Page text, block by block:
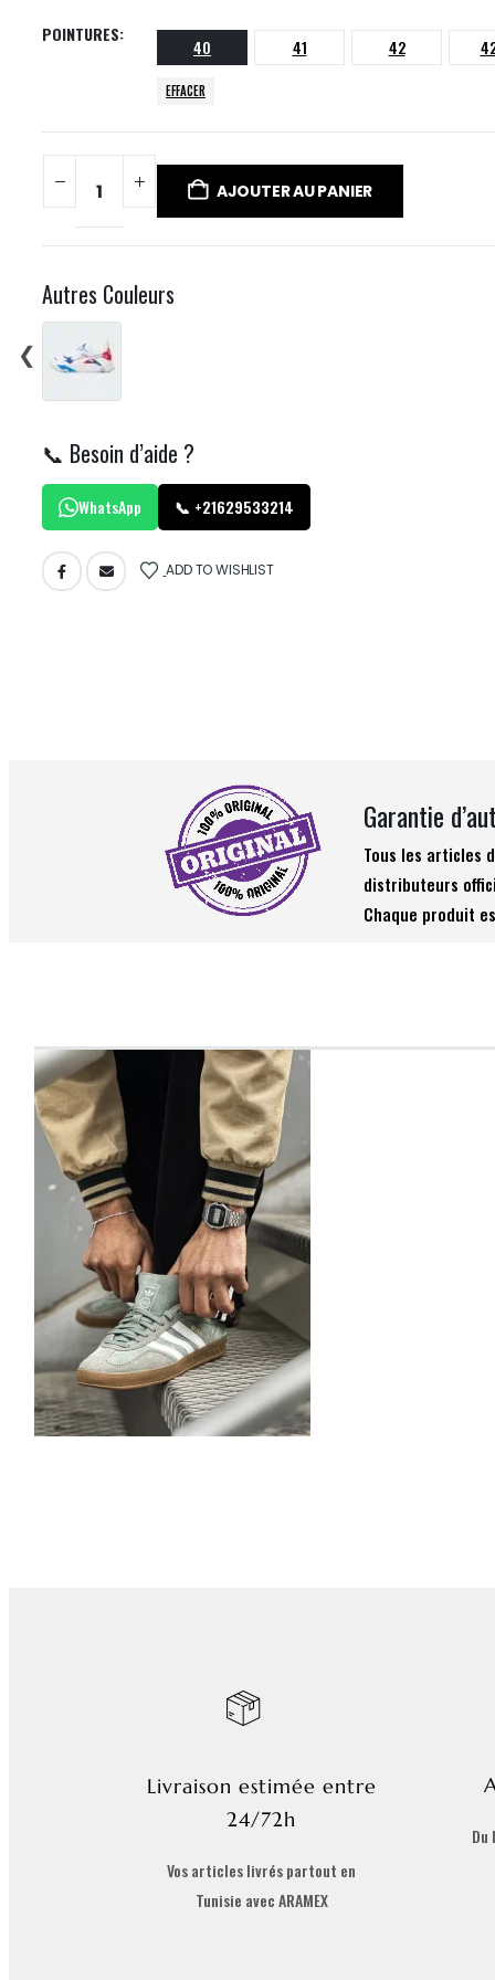
POINTURES
40 41 42
EFFACER
AJOUTER AU PANIER
Autres Couleurs
❮
📞 Besoin d’aide ?
WhatsApp 📞 +21629533214
ADD TO WISHLIST
Garantie
Tous les articles
distributeurs
Chaque produit
Livraison estimée entre
24/72h
Vos articles livrés partout en
Tunisie avec ARAMEX
Du